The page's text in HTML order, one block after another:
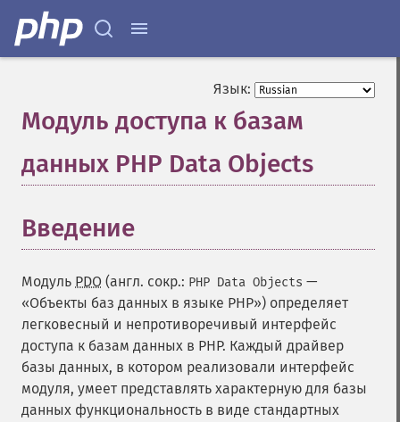
Язык:
Модуль доступа к базам
данных PHP Data Objects
Введение
Модуль PDO (англ. сокр.: PHP Data Objects —
«Объекты баз данных в языке PHP») определяет
легковесный и непротиворечивый интерфейс
доступа к базам данных в PHP. Каждый драйвер
базы данных, в котором реализовали интерфейс
модуля, умеет представлять характерную для базы
данных функциональность в виде стандартных